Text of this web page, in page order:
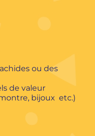
ou des
de valeur
bijoux etc.)